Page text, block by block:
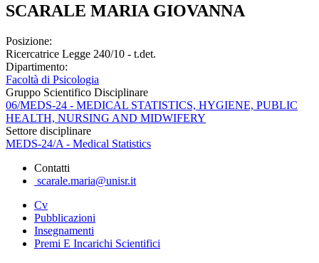
SCARALE MARIA GIOVANNA
Posizione:
Ricercatrice Legge 240/10 - t.det.
Dipartimento:
Facoltà di Psicologia
Gruppo Scientifico Disciplinare
06/MEDS-24 - MEDICAL STATISTICS, HYGIENE, PUBLIC
HEALTH, NURSING AND MIDWIFERY
Settore disciplinare
MEDS-24/A - Medical Statistics
Contatti
scarale.maria@unisr.it
Cv
Pubblicazioni
Insegnamenti
Premi E Incarichi Scientifici